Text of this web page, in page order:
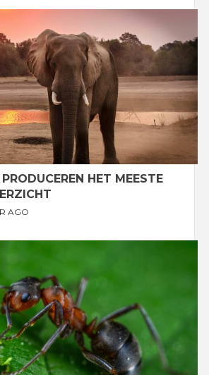
HET MEESTE
AGO